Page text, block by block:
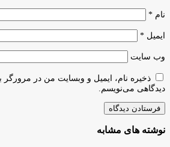
نام *
ایمیل *
وب‌ سایت
ذخیره نام، ایمیل و وبسایت من در مرورگر
دیدگاهی می‌نویسم.
نوشته های مشابه